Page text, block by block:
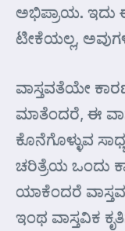
ಅಭಿಪ್ರಾಯ. ಇದು
ಟೀಕೆಯಲ್ಲ,
ವಾಸ್ತವತೆಯೇ
ಮಾತೆಂದರೆ, ಈ
ಕೊನೆಗೊಳ್ಳುವ
ಚರಿತ್ರೆಯ ಒಂದು
ಯಾಕೆಂದರೆ
ಇಂಥ ವಾಸ್ತವಿಕ